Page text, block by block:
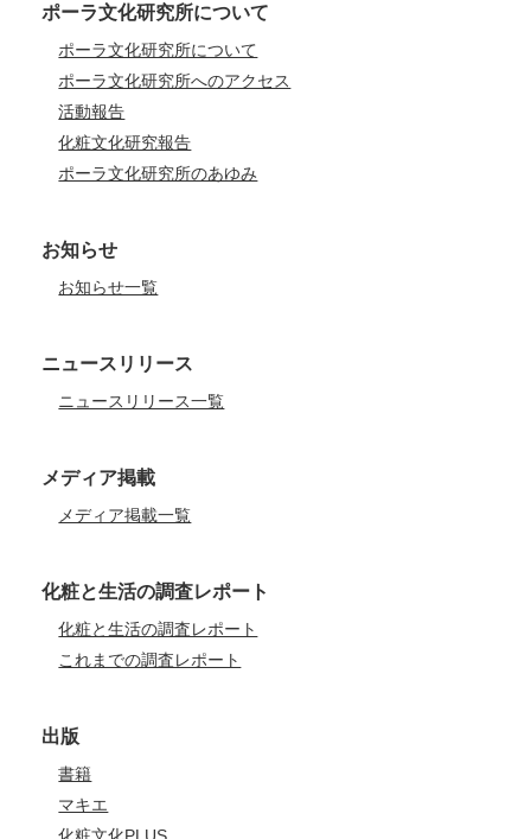
ポーラ文化研究所について
ポーラ文化研究所について
ポーラ文化研究所へのアクセス
活動報告
化粧文化研究報告
ポーラ文化研究所のあゆみ
お知らせ
お知らせ一覧
ニュースリリース
ニュースリリース一覧
メディア掲載
メディア掲載一覧
化粧と生活の調査レポート
化粧と生活の調査レポート
これまでの調査レポート
出版
書籍
マキエ
化粧文化PLUS